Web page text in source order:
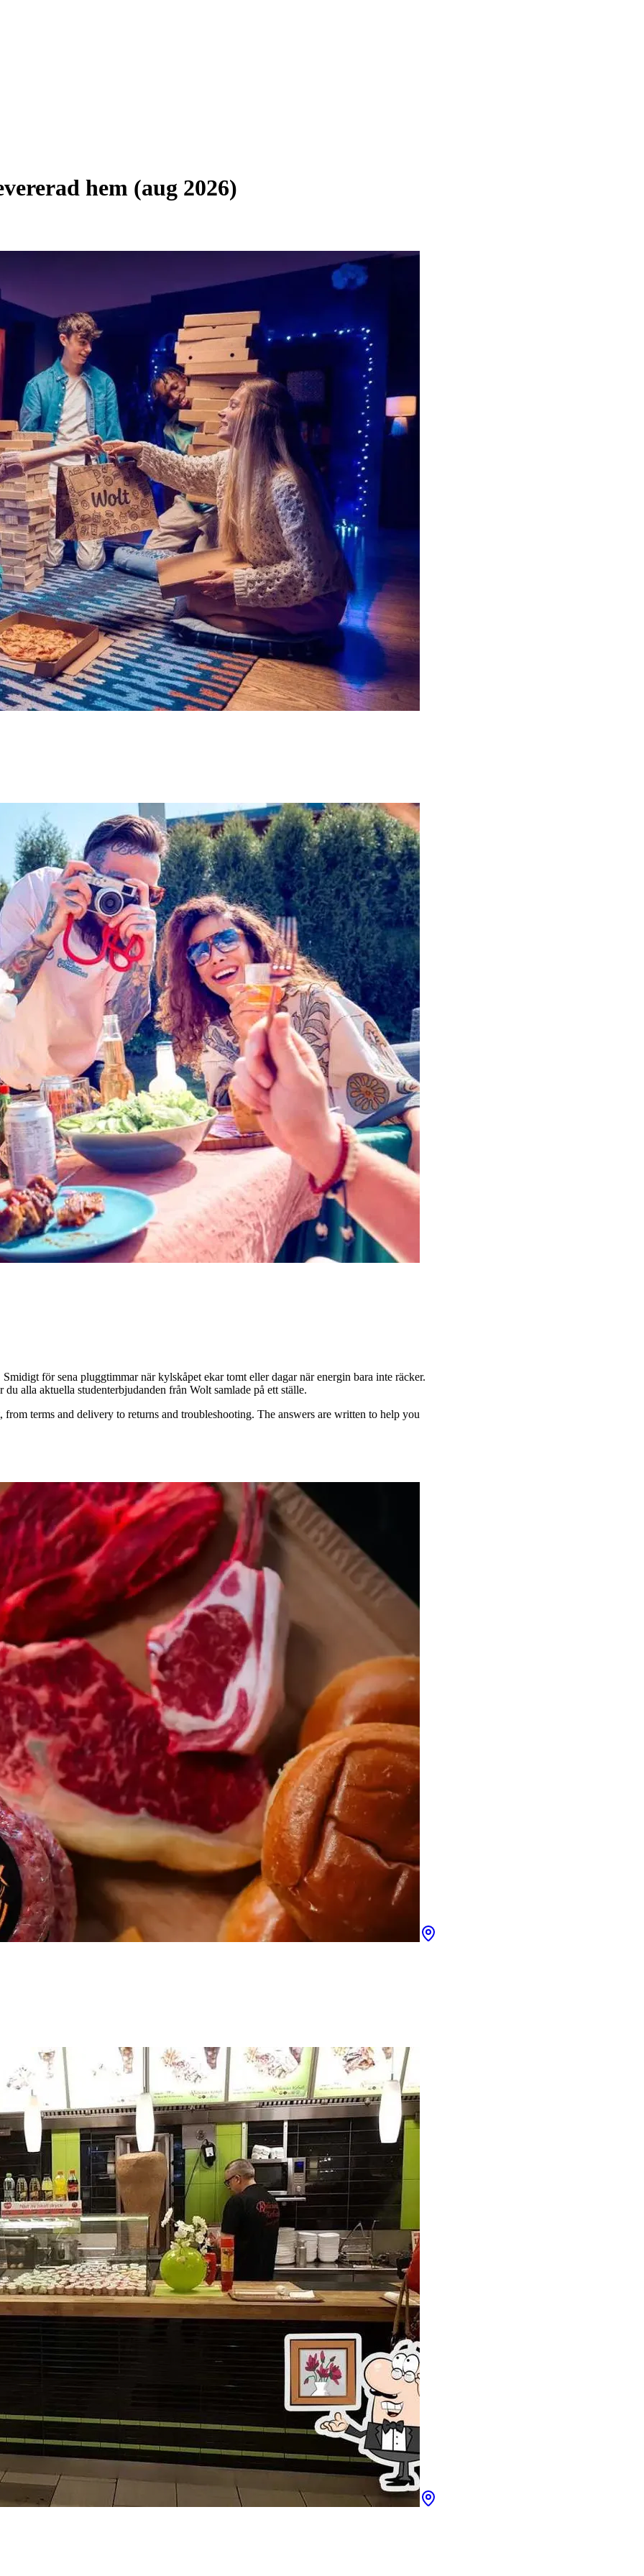
hem (aug 2026)
för sena pluggtimmar när kylskåpet ekar tomt eller dagar när energin bara inte räcker.
alla aktuella studenterbjudanden från Wolt samlade på ett ställe.
terms and delivery to returns and troubleshooting. The answers are written to help you